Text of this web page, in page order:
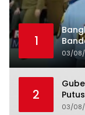
1
03/
2
03/